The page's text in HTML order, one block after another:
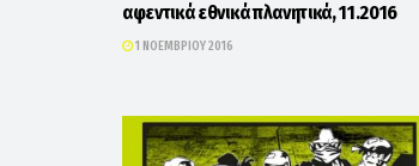
αφεντικά εθνικά πλανητικά, 11.2016
1 ΝΟΕΜΒΡΊΟΥ 2016